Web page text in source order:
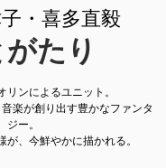
たり
・喜多直毅
リンによるユニット。
楽が創り出す豊かなファンタ
ジー。
が、今鮮やかに描かれる。